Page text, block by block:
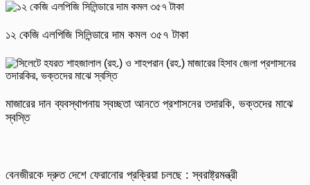
১২ কেজি এলপিজি সিলিন্ডারে দাম কমল ৩৫৭ টাকা
মাজারের দান ব্যবস্থাপনায় স্বচ্ছতা আনতে প্রশাসনের তদারকি, ভক্তদের মাঝে
স্বস্তি
বেনজীরকে দ্রুত দেশে ফেরানোর প্রক্রিয়া চলছে : স্বরাষ্ট্রমন্ত্রী